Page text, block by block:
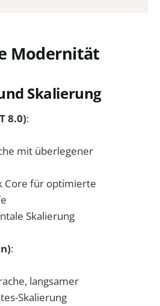
Modernität
Skalierung
8.0):
mit überlegener
Core für optimierte
Skalierung
:
langsamer
Skalierung